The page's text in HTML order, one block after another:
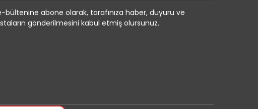
bültenine abone olarak, tarafınıza haber, duyuru ve
gönderilmesini kabul etmiş olursunuz.